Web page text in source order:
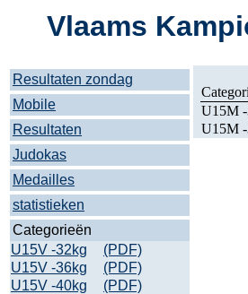
Vlaams
Resultaten zondag
Mobile
Resultaten
Judokas
Medailles
statistieken
Categorieën
U15V -32kg
(PDF)
U15V -36kg
(PDF)
U15V -40kg
(PDF)
U15M
U15M